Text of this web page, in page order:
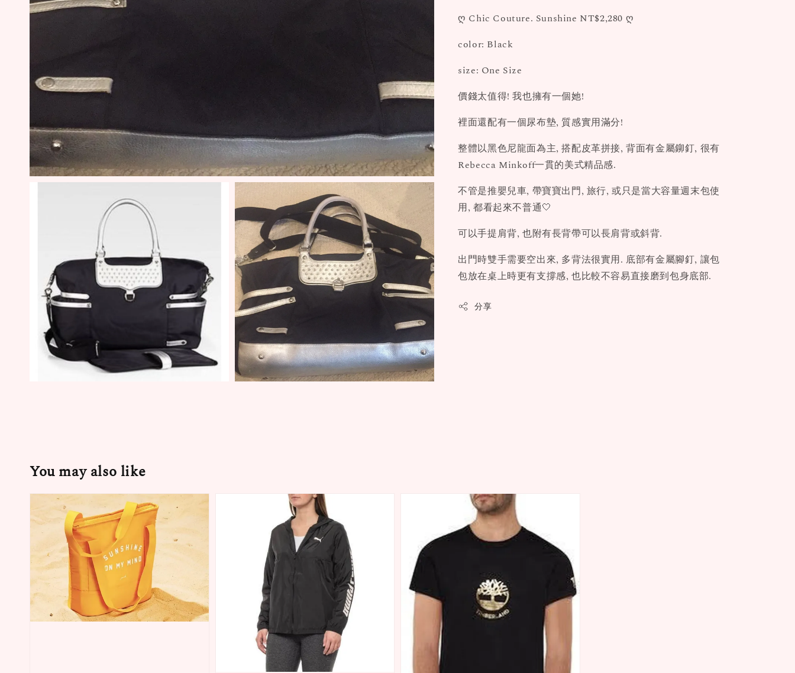
ღ Chic Couture. Sunshine NT$2,280 ღ
color: Black
size: One Size
價錢太值得! 我也擁有一個她!
裡面還配有一個尿布墊, 質感實用滿分!
整體以黑色尼龍面為主, 搭配皮革拼接, 背面有金屬鉚釘, 很有
Rebecca Minkoff一貫的美式精品感.
不管是推嬰兒車, 帶寶寶出門, 旅行, 或只是當大容量週末包使
用, 都看起來不普通🤍
可以手提肩背, 也附有長背帶可以長肩背或斜背.
出門時雙手需要空出來, 多背法很實用. 底部有金屬腳釘, 讓包
包放在桌上時更有支撐感, 也比較不容易直接磨到包身底部.
分享
You may also like